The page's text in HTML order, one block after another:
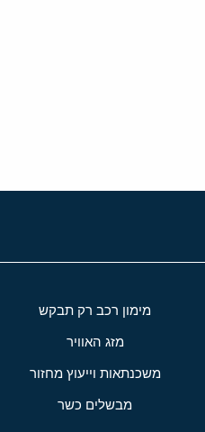
מימון רכב רק תבקש
מזג האוויר
משכנתאות וייעוץ מחזור
מבשלים כשר